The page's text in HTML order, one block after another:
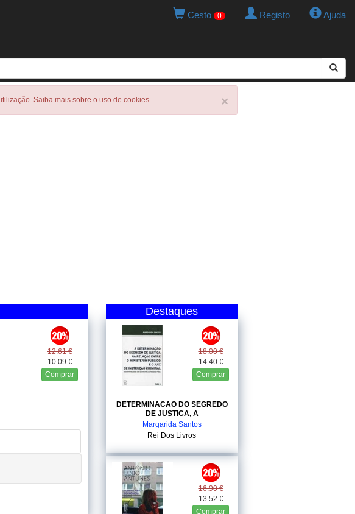
Cesto 0 Registo Ajuda
×
Saiba mais sobre o uso de cookies.
12.61 €
10.09 €
Comprar
Destaques
18.00 €
14.40 €
Comprar
DETERMINACAO DO SEGREDO
DE JUSTICA, A
Margarida Santos
Rei Dos Livros
16.90 €
13.52 €
Comprar